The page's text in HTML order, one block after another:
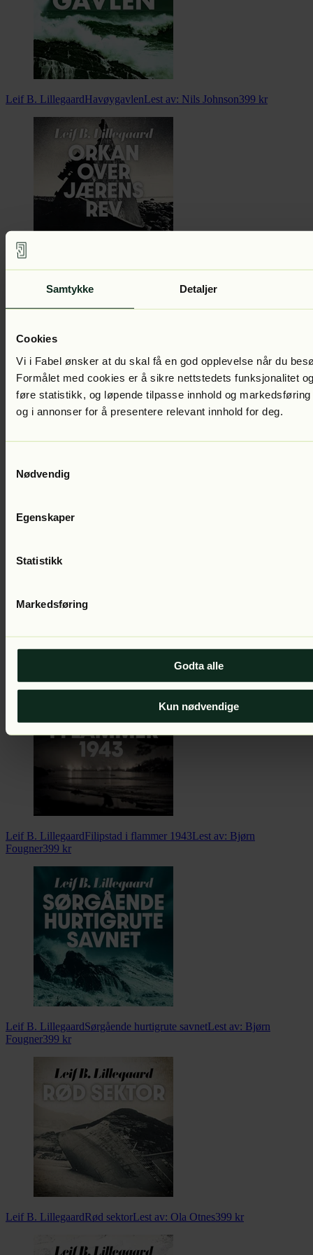
Samtykke Detaljer
Cookies
Vi i Fabel ønsker at du skal få en god opplevelse når du
Formålet med cookies er å sikre nettstedets funksjonalitet
føre statistikk, og løpende tilpasse innhold og markedsføring
og i annonser for å presentere relevant innhold for deg.
Nødvendig
Egenskaper
Statistikk
Markedsføring
Godta alle
Kun nødvendige
Leif B. LillegaardHavøygavlenLest av: Nils Johnson399 kr
Leif B. Lillegaard
Leif B. LillegaardFilipstad i flammer 1943Lest av: Bjørn
Fougner399 kr
Leif B. LillegaardSørgående hurtigrute savnetLest av: Bjørn
Fougner399 kr
Leif B. LillegaardRød sektorLest av: Ola Otnes399 kr